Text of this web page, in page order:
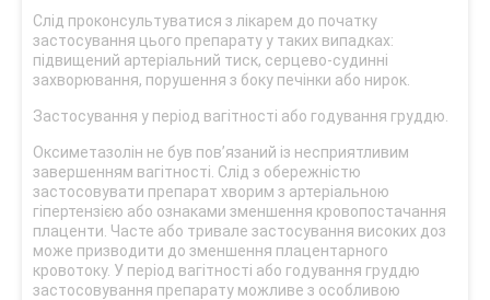
Слід проконсультуватися з лікарем до початку
застосування цього препарату у таких випадках:
підвищений артеріальний тиск, серцево-судинні
захворювання, порушення з боку печінки або нирок.
Застосування у період вагітності або годування груддю.
Оксиметазолін не був пов’язаний із несприятливим
завершенням вагітності. Слід з обережністю
застосовувати препарат хворим з артеріальною
гіпертензією або ознаками зменшення кровопостачання
плаценти. Часте або тривале застосування високих доз
може призводити до зменшення плацентарного
кровотоку. У період вагітності або годування груддю
застосовування препарату можливе з особливою